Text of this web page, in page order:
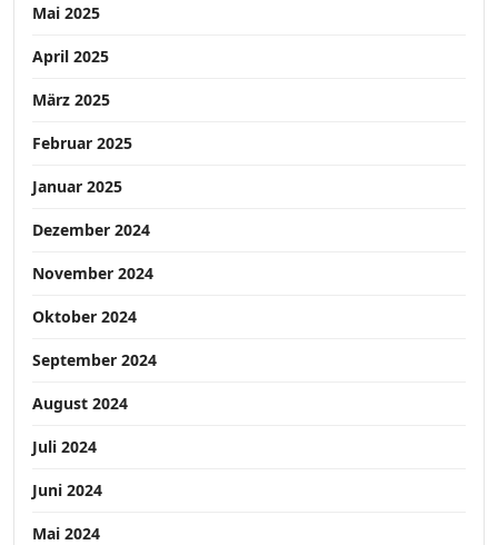
Mai 2025
April 2025
März 2025
Februar 2025
Januar 2025
Dezember 2024
November 2024
Oktober 2024
September 2024
August 2024
Juli 2024
Juni 2024
Mai 2024